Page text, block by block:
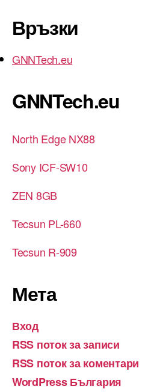
Връзки
GNNTech.eu
GNNTech.eu
North Edge NX88
Sony ICF-SW10
ZEN 8GB
Tecsun PL-660
Tecsun R-909
Мета
Вход
RSS поток за записи
RSS поток за коментари
WordPress България